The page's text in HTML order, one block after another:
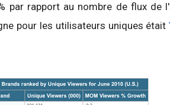
par rapport au nombre de flux de
pour les utilisateurs uniques était